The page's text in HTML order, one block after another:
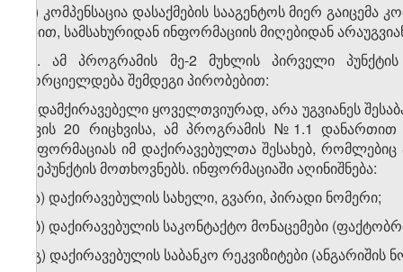
თ) კომპენსაცია დასაქმების სააგენტოს მიერ გაიცემა
გზით, სამსახურიდან ინფორმაციის მიღებიდან
. ამ პროგრამის მე-2 მუხლის პირველი პუნქტის
ხორციელდება შემდეგი პირობებით:
ა) დამქირავებელი ყოველთვიურად, არა უგვიანეს
თვის 20 რიცხვისა, ამ პროგრამის №1.1 დანართით
ინფორმაციას იმ დაქირავებულთა შესახებ,
ქვეპუნქტის მოთხოვნებს. ინფორმაციაში აღინიშნება:
ა.ა) დაქირავებულის სახელი, გვარი, პირადი ნომერი;
ა.ბ) დაქირავებულის საკონტაქტო მონაცემები
ა.გ) დაქირავებულის საბანკო რეკვიზიტები (ანგარიშის